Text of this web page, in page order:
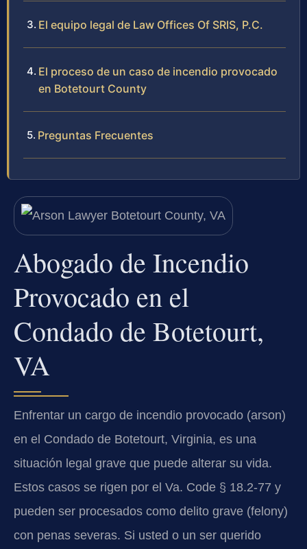
El equipo legal de Law Offices Of SRIS, P.C.
El proceso de un caso de incendio provocado
en Botetourt County
Preguntas Frecuentes
Abogado de Incendio
Provocado en el
Condado de Botetourt,
VA
Enfrentar un cargo de incendio provocado (arson)
en el Condado de Botetourt, Virginia, es una
situación legal grave que puede alterar su vida.
Estos casos se rigen por el Va. Code § 18.2-77 y
pueden ser procesados como delito grave (felony)
con penas severas. Si usted o un ser querido